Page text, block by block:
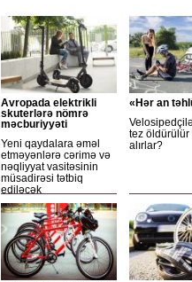
Avropada elektrikli
skuterlərə nömrə
məcburiyyəti
Yeni qaydalara əməl
etməyənlərə cərimə və
nəqliyyat vasitəsinin
müsadirəsi tətbiq
ediləcək
«Hər an
tez öldürülür
alırlar?